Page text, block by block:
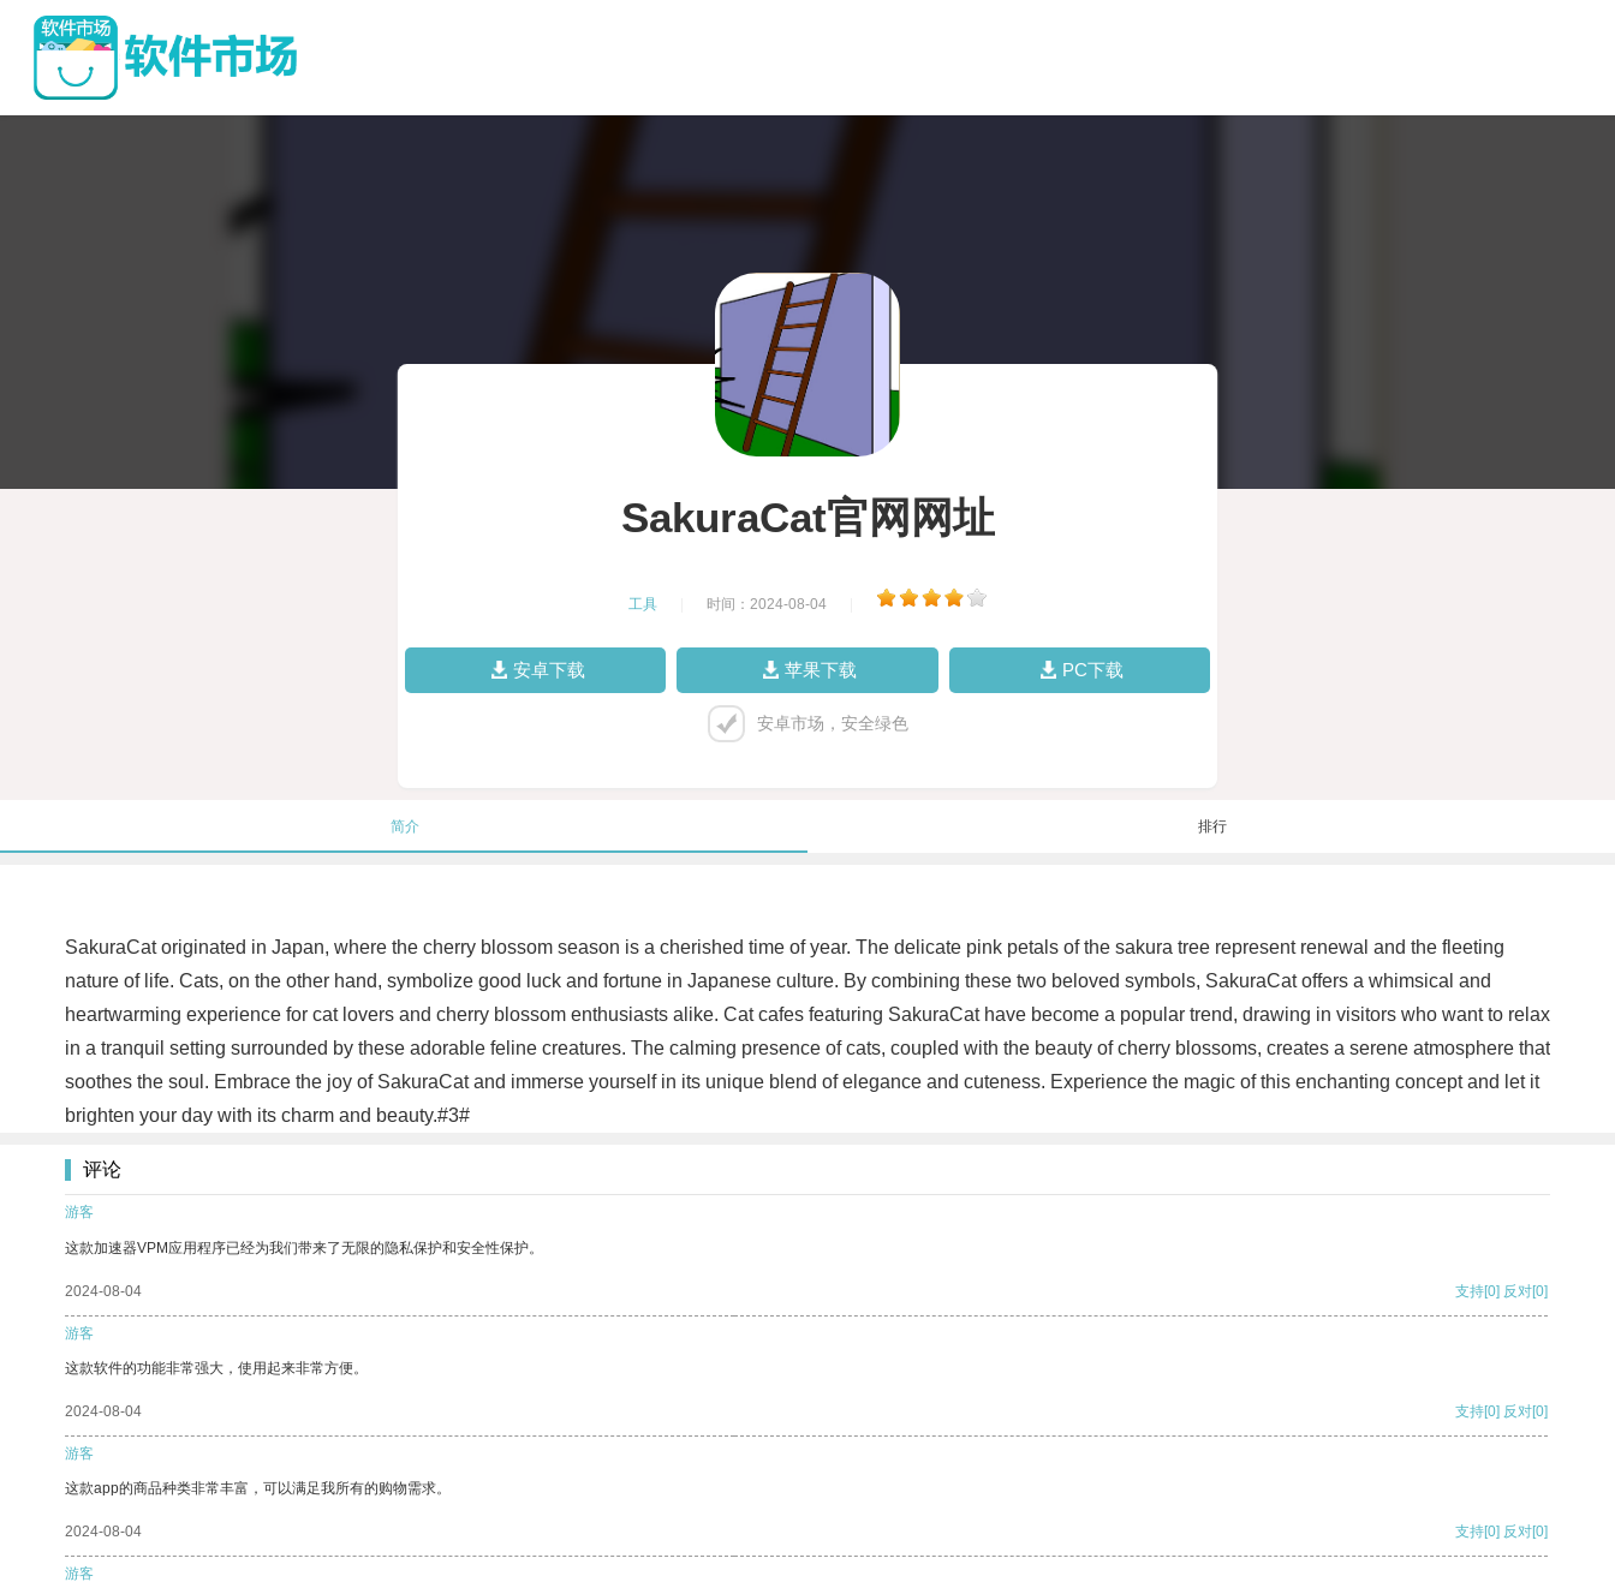
SakuraCat官网网址
工具 时间：2024-08-04
安卓下载 苹果下载 PC下载
安卓市场，安全绿色
简介 排行
SakuraCat originated in Japan, where the cherry blossom season is a cherished time of year. The delicate pink petals of the sakura tree represent renewal and the fleeting
nature of life. Cats, on the other hand, symbolize good luck and fortune in Japanese culture. By combining these two beloved symbols, SakuraCat offers a whimsical and
heartwarming experience for cat lovers and cherry blossom enthusiasts alike. Cat cafes featuring SakuraCat have become a popular trend, drawing in visitors who want to relax
in a tranquil setting surrounded by these adorable feline creatures. The calming presence of cats, coupled with the beauty of cherry blossoms, creates a serene atmosphere that
soothes the soul. Embrace the joy of SakuraCat and immerse yourself in its unique blend of elegance and cuteness. Experience the magic of this enchanting concept and let it
brighten your day with its charm and beauty.#3#
评论
游客
这款加速器VPM应用程序已经为我们带来了无限的隐私保护和安全性保护。
2024-08-04 支持[0] 反对[0]
游客
这款软件的功能非常强大，使用起来非常方便。
2024-08-04 支持[0] 反对[0]
游客
这款app的商品种类非常丰富，可以满足我所有的购物需求。
2024-08-04 支持[0] 反对[0]
游客